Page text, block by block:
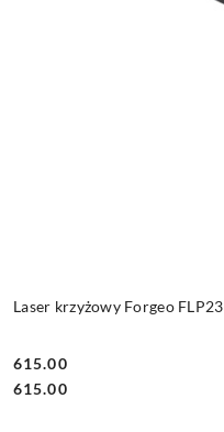
Laser krzyżowy Forgeo FLP23
Cena:
615.00
Cena:
615.00